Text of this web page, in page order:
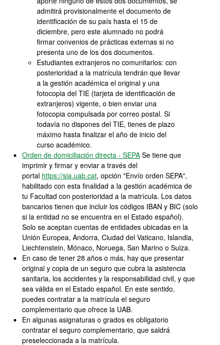
admitirá provisionalmente el documento de
identificación de su país hasta el 15 de
diciembre, pero este alumnado no podrá
firmar convenios de prácticas externas si no
presenta uno de los dos documentos.
Estudiantes extranjeros no comunitarios: con
posterioridad a la matrícula tendrán que llevar
a la gestión académica el original y una
fotocopia del TIE (tarjeta de identificación de
extranjeros) vigente, o bien enviar una
fotocopia compulsada por correo postal. Si
todavía no dispones del TIE, tienes de plazo
máximo hasta finalizar el año de inicio del
curso académico.
Orden de domiciliación directa - SEPA Se tiene que
imprimir y firmar y enviar a través del
portal https://sia.uab.cat, opción "Envío orden SEPA",
habilitado con esta finalidad a la gestión académica de
tu Facultad con posterioridad a la matrícula. Los datos
bancarios tienen que incluir los códigos IBAN y BIC (solo
si la entidad no se encuentra en el Estado español).
Solo se aceptan cuentas de entidades ubicadas en la
Unión Europea, Andorra, Ciudad del Vaticano, Islandia,
Liechtenstein, Mónaco, Noruega, San Marino o Suiza.
En caso de tener 28 años o más, hay que presentar
original y copia de un seguro que cubra la asistencia
sanitaria, los accidentes y la responsabilidad civil, y que
sea válida en el Estado español. En este sentido,
puedes contratar a la matrícula el seguro
complementario que ofrece la UAB.
En algunas asignaturas o grados es obligatorio
contratar el seguro complementario, que saldrá
preseleccionada a la matrícula.